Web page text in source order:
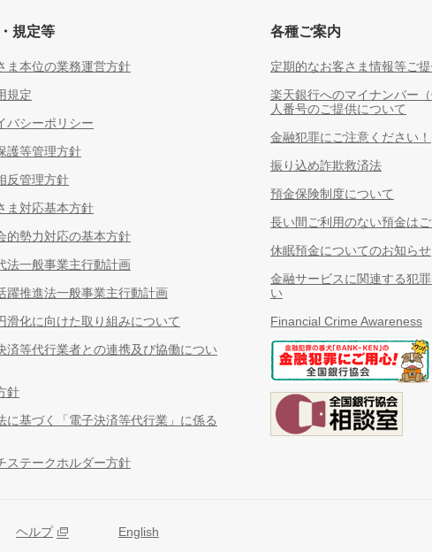
規定等
ま本位の業務運営方針
規定
バシーポリシー
護等管理方針
反管理方針
ま対応基本方針
的勢力対応の基本方針
法一般事業主行動計画
躍推進法一般事業主行動計画
滑化に向けた取り組みについて
済等代行業者との連携及び協働につい
針
に基づく「電子決済等代行業」に係る
ステークホルダー方針
各種ご案内
定期的なお客さま情報等ご
楽天銀行へのマイナンバー
人番号のご提供について
金融犯罪にご注意ください！
振り込め詐欺救済法
預金保険制度について
長い間ご利用のない預金は
休眠預金についてのお知らせ
金融サービスに関連する犯
い
Financial Crime Awareness
ヘルプ English